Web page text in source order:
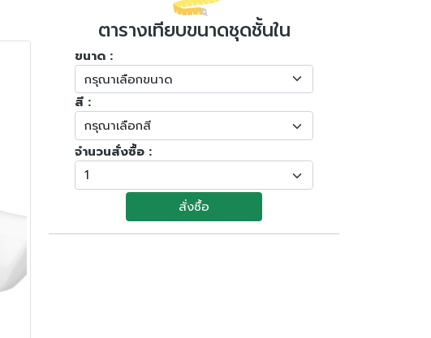
ตารางเทียบขนาดชุดชั้นใน
ขนาด :
สี :
จำนวนสั่งซื้อ :
สั่งซื้อ